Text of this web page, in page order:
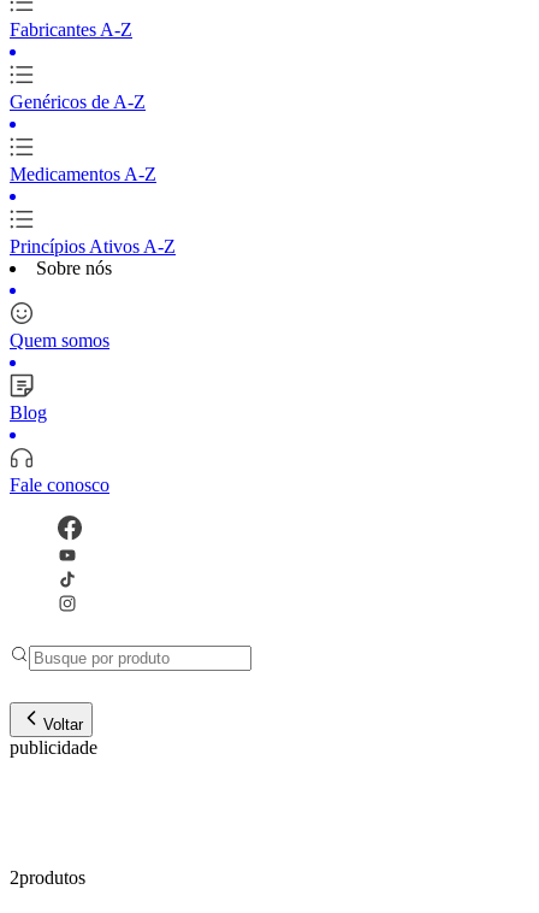
Fabricantes A-Z
Genéricos de A-Z
Medicamentos A-Z
Princípios Ativos A-Z
Sobre nós
Quem somos
Blog
Fale conosco
Voltar
publicidade
2produtos